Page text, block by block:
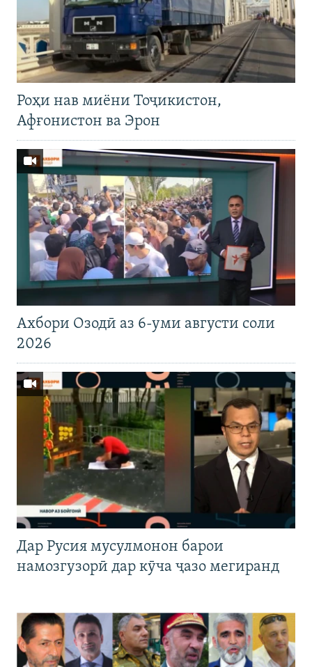
Роҳи нав миёни Тоҷикистон,
Афғонистон ва Эрон
Ахбори Озодӣ аз 6-уми августи соли
2026
Дар Русия мусулмонон барои
намозгузорӣ дар кӯча ҷазо мегиранд